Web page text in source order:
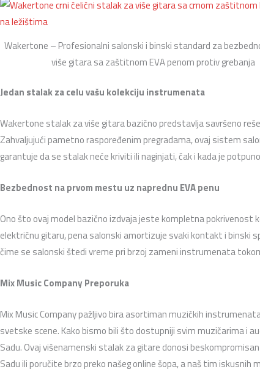
Wakertone – Profesionalni salonski i binski standard za
više gitara sa zaštitnom EVA penom protiv grebanja
Jedan stalak za celu vašu kolekciju instrumenata
Wakertone stalak za više gitara bazično predstavlja savršeno
Zahvaljujući pametno raspoređenim pregradama,ovaj sistem
garantuje da se stalak neće kriviti ili naginjati,čak i kada je
Bezbednost na prvom mestu uz naprednu EVA penu
Ono što ovaj model bazično izdvaja jeste kompletna pokrivenost
električnu gitaru,pena salonski amortizuje svaki kontakt i binski
čime se salonski štedi vreme pri brzoj zameni instrumenata
Mix Music Company Preporuka
Mix Music Company pažljivo bira asortiman muzičkih
svetske scene. Kako bismo bili što dostupniji svim muzičarima i
Sadu. Ovaj višenamenski stalak za gitare donosi
Sadu ili poručite brzo preko našeg online šopa,a naš tim iskusnih